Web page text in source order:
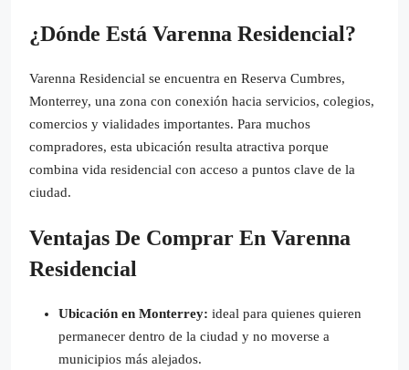
¿Dónde Está Varenna Residencial?
Varenna Residencial se encuentra en Reserva Cumbres,
Monterrey, una zona con conexión hacia servicios, colegios,
comercios y vialidades importantes. Para muchos
compradores, esta ubicación resulta atractiva porque
combina vida residencial con acceso a puntos clave de la
ciudad.
Ventajas De Comprar En Varenna
Residencial
Ubicación en Monterrey: ideal para quienes quieren
permanecer dentro de la ciudad y no moverse a
municipios más alejados.